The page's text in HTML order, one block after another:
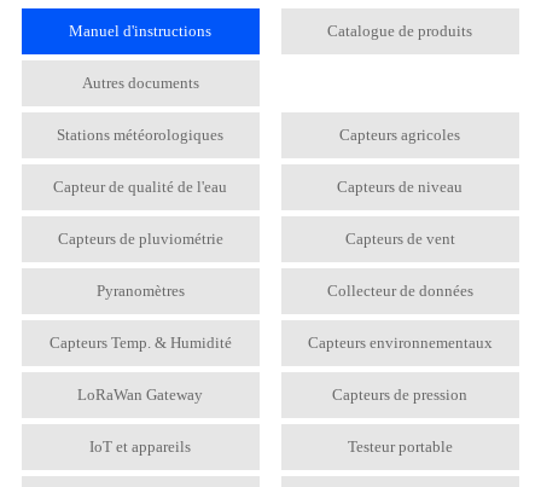
Manuel d'instructions Catalogue de produits
Autres documents
Stations météorologiques Capteurs agricoles
Capteur de qualité de l'eau Capteurs de niveau
Capteurs de pluviométrie Capteurs de vent
Pyranomètres Collecteur de données
Capteurs Temp. & Humidité Capteurs environnementaux
LoRaWan Gateway Capteurs de pression
IoT et appareils Testeur portable